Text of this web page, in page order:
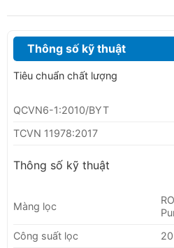
Thông số kỹ thuật
Tiêu chuẩn chất lượng
QCVN6-1:2010/BYT
TCVN 11978:2017
Thông số kỹ thuật
Màng lọc
Công suất lọc